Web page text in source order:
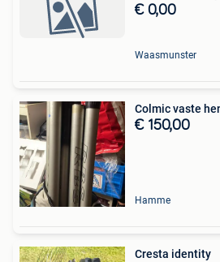
€ 0,00
Waasmunster
Colmic vaste
€ 150,00
Hamme
Cresta identity